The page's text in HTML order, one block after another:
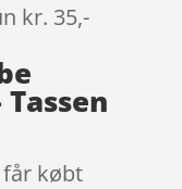
kr. 35,-
får købt